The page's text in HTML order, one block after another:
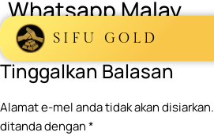
SIFU GOLD
Whatsapp Malay
Tinggalkan Balasan
Alamat e-mel anda tidak akan disiarkan.
ditanda dengan*